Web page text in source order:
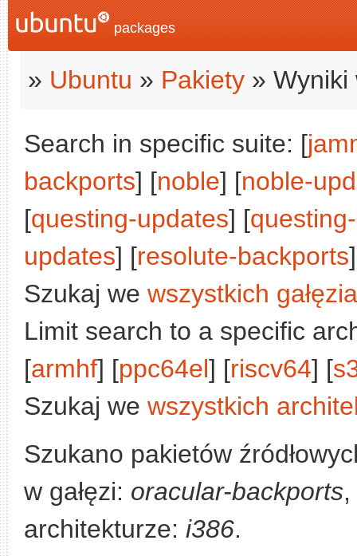
packages
» Ubuntu » Pakiety » Wyniki
Search in specific suite: [
backports] [noble] [noble-
[questing-updates] [
updates] [resolute-backports
Szukaj we wszystkich
Limit search to a specific
[armhf] [ppc64el] [riscv64] [
Szukaj we wszystkich
Szukano pakietów
w gałęzi: oracular-backports
architekturze: i386.